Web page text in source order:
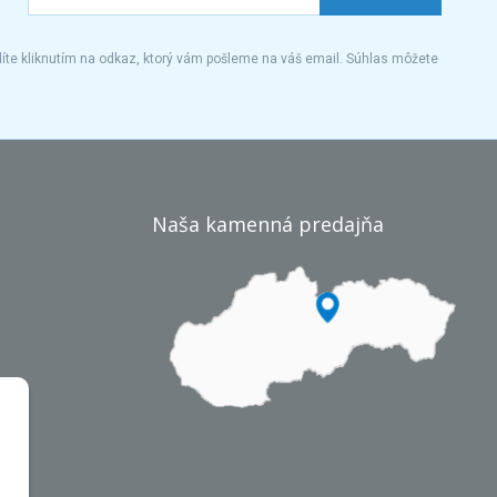
kliknutím na odkaz, ktorý vám pošleme na váš email. Súhlas môžete
Naša kamenná predajňa